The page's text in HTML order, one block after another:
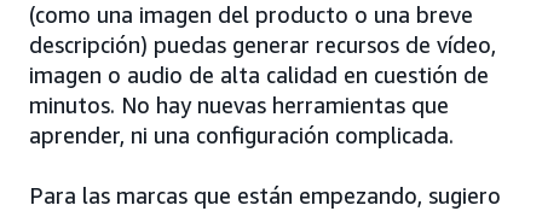
(como una imagen del producto o una breve
descripción) puedas generar recursos de vídeo,
imagen o audio de alta calidad en cuestión de
minutos. No hay nuevas herramientas que
aprender, ni una configuración complicada.
Para las marcas que están empezando, sugiero